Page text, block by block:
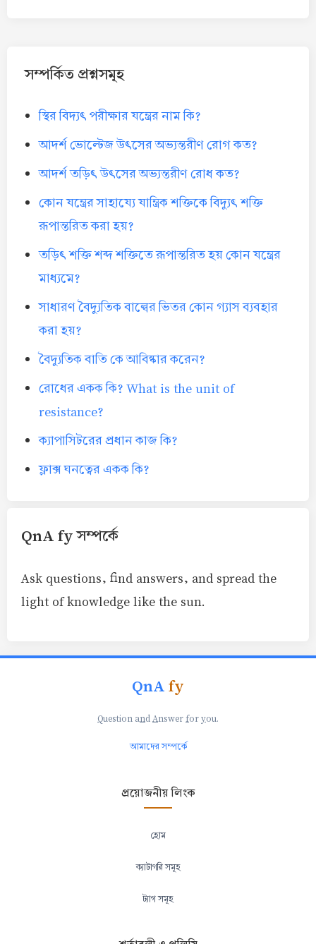
সম্পর্কিত প্রশ্নসমূহ
স্থির বিদ্যৎ পরীক্ষার যন্ত্রের নাম কি?
আদর্শ ভোল্টেজ উৎসের অভ্যন্তরীণ রোগ কত?
আদর্শ তড়িৎ উৎসের অভ্যন্তরীণ রোধ কত?
কোন যন্ত্রের সাহায্যে যান্ত্রিক শক্তিকে বিদ্যুৎ শক্তি
রূপান্তরিত করা হয়?
তড়িৎ শক্তি শব্দ শক্তিতে রূপান্তরিত হয় কোন যন্ত্রের
মাধ্যমে?
সাধারণ বৈদ্যুতিক বাল্বের ভিতর কোন গ্যাস ব্যবহার
করা হয়?
বৈদ্যুতিক বাতি কে আবিষ্কার করেন?
রোধের একক কি? What is the unit of
resistance?
ক্যাপাসিটরের প্রধান কাজ কি?
ফ্লাক্স ঘনত্বের একক কি?
QnA fy সম্পর্কে
Ask questions, find answers, and spread the
light of knowledge like the sun.
QnAfy
Question andAnswer foryou.
আমাদের সম্পর্কে
প্রয়োজনীয় লিংক
হোম
ক্যাটাগরি সমূহ
ট্যাগ সমূহ